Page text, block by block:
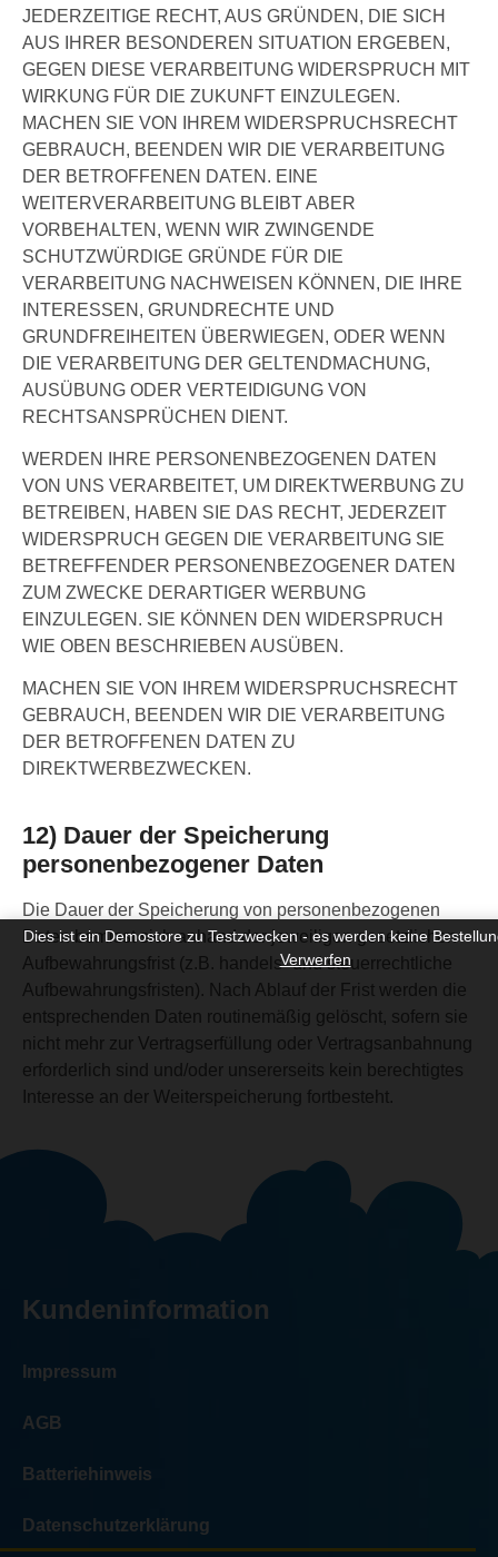
Dies ist ein Demostore zu Testzwecken - es werden keine
Verwerfen
JEDERZEITIGE RECHT, AUS GRÜNDEN, DIE SICH
AUS IHRER BESONDEREN SITUATION ERGEBEN,
GEGEN DIESE VERARBEITUNG WIDERSPRUCH MIT
WIRKUNG FÜR DIE ZUKUNFT EINZULEGEN.
MACHEN SIE VON IHREM WIDERSPRUCHSRECHT
GEBRAUCH, BEENDEN WIR DIE VERARBEITUNG
DER BETROFFENEN DATEN. EINE
WEITERVERARBEITUNG BLEIBT ABER
VORBEHALTEN, WENN WIR ZWINGENDE
SCHUTZWÜRDIGE GRÜNDE FÜR DIE
VERARBEITUNG NACHWEISEN KÖNNEN, DIE IHRE
INTERESSEN, GRUNDRECHTE UND
GRUNDFREIHEITEN ÜBERWIEGEN, ODER WENN
DIE VERARBEITUNG DER GELTENDMACHUNG,
AUSÜBUNG ODER VERTEIDIGUNG VON
RECHTSANSPRÜCHEN DIENT.
WERDEN IHRE PERSONENBEZOGENEN DATEN
VON UNS VERARBEITET, UM DIREKTWERBUNG ZU
BETREIBEN, HABEN SIE DAS RECHT, JEDERZEIT
WIDERSPRUCH GEGEN DIE VERARBEITUNG SIE
BETREFFENDER PERSONENBEZOGENER DATEN
ZUM ZWECKE DERARTIGER WERBUNG
EINZULEGEN. SIE KÖNNEN DEN WIDERSPRUCH
WIE OBEN BESCHRIEBEN AUSÜBEN.
MACHEN SIE VON IHREM WIDERSPRUCHSRECHT
GEBRAUCH, BEENDEN WIR DIE VERARBEITUNG
DER BETROFFENEN DATEN ZU
DIREKTWERBEZWECKEN.
12) Dauer der Speicherung
personenbezogener Daten
Die Dauer der Speicherung von personenbezogenen
Daten bemisst sich anhand der jeweiligen gesetzlichen
Aufbewahrungsfrist (z.B. handels- und steuerrechtliche
Aufbewahrungsfristen). Nach Ablauf der Frist werden die
entsprechenden Daten routinemäßig gelöscht, sofern sie
nicht mehr zur Vertragserfüllung oder Vertragsanbahnung
erforderlich sind und/oder unsererseits kein berechtigtes
Interesse an der Weiterspeicherung fortbesteht.
Kundeninformation
Impressum
AGB
Batteriehinweis
Datenschutzerklärung